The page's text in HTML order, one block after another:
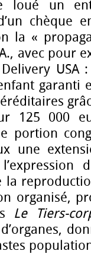
loué un
chèque
la «
avec pour
USA
garanti
125 000
portion
une
la
organisé,
Le Tiers-